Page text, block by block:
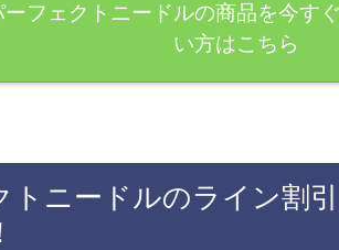
ーフェクトニードルの商品を今す
い方はこちら
トニードルのライン割